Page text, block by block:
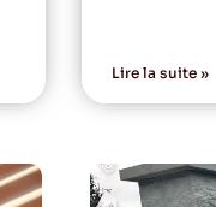
Lire la suite »